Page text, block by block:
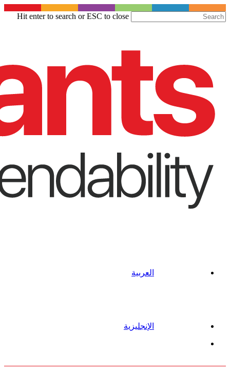
to
Hit enter to search or ESC to close
العربية
الإنجليزية